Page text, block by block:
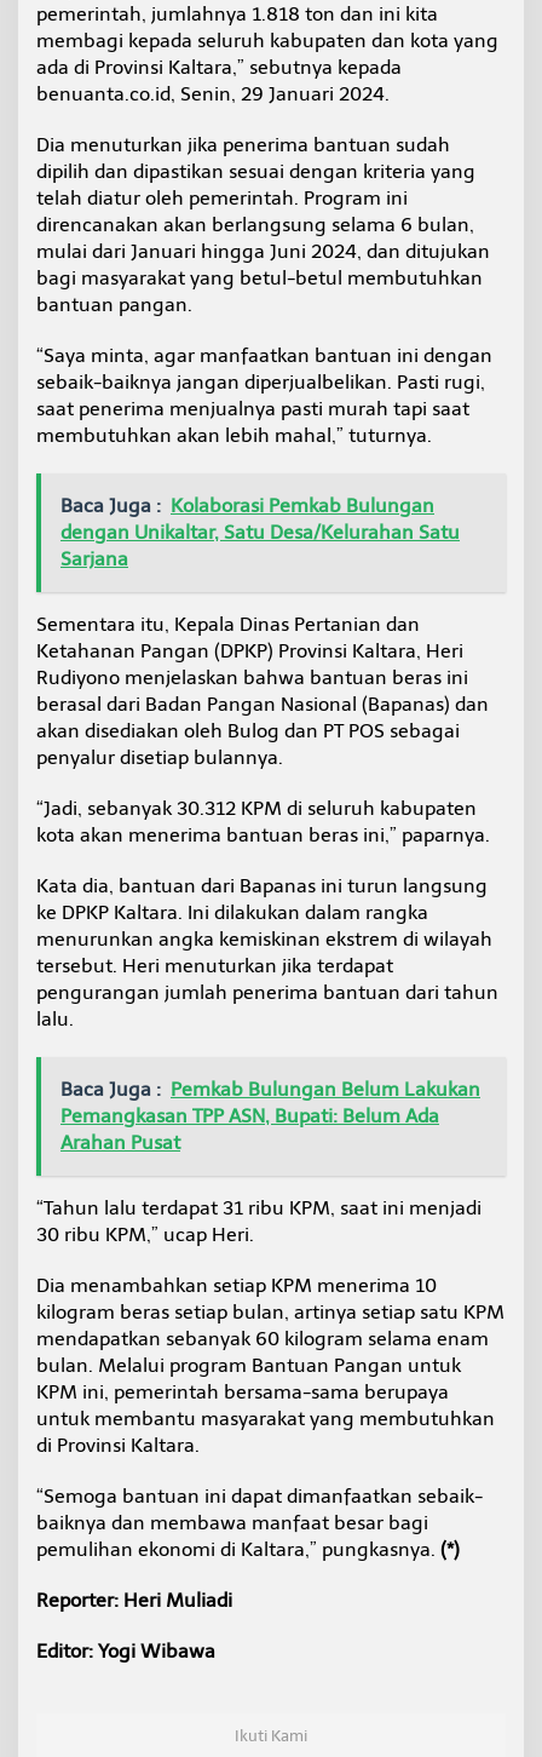
pemerintah, jumlahnya 1.818 ton dan ini kita
membagi kepada seluruh kabupaten dan kota yang
ada di Provinsi Kaltara,” sebutnya kepada
benuanta.co.id, Senin, 29 Januari 2024.
Dia menuturkan jika penerima bantuan sudah
dipilih dan dipastikan sesuai dengan kriteria yang
telah diatur oleh pemerintah. Program ini
direncanakan akan berlangsung selama 6 bulan,
mulai dari Januari hingga Juni 2024, dan ditujukan
bagi masyarakat yang betul-betul membutuhkan
bantuan pangan.
“Saya minta, agar manfaatkan bantuan ini dengan
sebaik-baiknya jangan diperjualbelikan. Pasti rugi,
saat penerima menjualnya pasti murah tapi saat
membutuhkan akan lebih mahal,” tuturnya.
Baca Juga : Kolaborasi Pemkab Bulungan
dengan Unikaltar, Satu Desa/Kelurahan Satu
Sarjana
Sementara itu, Kepala Dinas Pertanian dan
Ketahanan Pangan (DPKP) Provinsi Kaltara, Heri
Rudiyono menjelaskan bahwa bantuan beras ini
berasal dari Badan Pangan Nasional (Bapanas) dan
akan disediakan oleh Bulog dan PT POS sebagai
penyalur disetiap bulannya.
“Jadi, sebanyak 30.312 KPM di seluruh kabupaten
kota akan menerima bantuan beras ini,” paparnya.
Kata dia, bantuan dari Bapanas ini turun langsung
ke DPKP Kaltara. Ini dilakukan dalam rangka
menurunkan angka kemiskinan ekstrem di wilayah
tersebut. Heri menuturkan jika terdapat
pengurangan jumlah penerima bantuan dari tahun
lalu.
Baca Juga : Pemkab Bulungan Belum Lakukan
Pemangkasan TPP ASN, Bupati: Belum Ada
Arahan Pusat
“Tahun lalu terdapat 31 ribu KPM, saat ini menjadi
30 ribu KPM,” ucap Heri.
Dia menambahkan setiap KPM menerima 10
kilogram beras setiap bulan, artinya setiap satu KPM
mendapatkan sebanyak 60 kilogram selama enam
bulan. Melalui program Bantuan Pangan untuk
KPM ini, pemerintah bersama-sama berupaya
untuk membantu masyarakat yang membutuhkan
di Provinsi Kaltara.
“Semoga bantuan ini dapat dimanfaatkan sebaik-
baiknya dan membawa manfaat besar bagi
pemulihan ekonomi di Kaltara,” pungkasnya. (*)
Reporter: Heri Muliadi
Editor: Yogi Wibawa
Ikuti Kami